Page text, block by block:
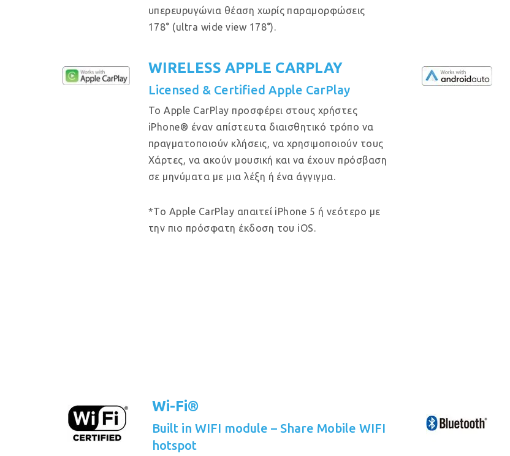
υπερευρυγώνια θέαση χωρίς παραμορφώσεις
178° (ultra wide view 178°).
WIRELESS APPLE CARPLAY
Licensed & Certified Apple CarPlay
Το Apple CarPlay προσφέρει στους χρήστες
iPhone® έναν απίστευτα διαισθητικό τρόπο να
πραγματοποιούν κλήσεις, να χρησιμοποιούν τους
Χάρτες, να ακούν μουσική και να έχουν πρόσβαση
σε μηνύματα με μια λέξη ή ένα άγγιγμα.
*Το Apple CarPlay απαιτεί iPhone 5 ή νεότερο με
την πιο πρόσφατη έκδοση του iOS.
Wi-Fi®
Built in WIFI module – Share Mobile WIFI
hotspot